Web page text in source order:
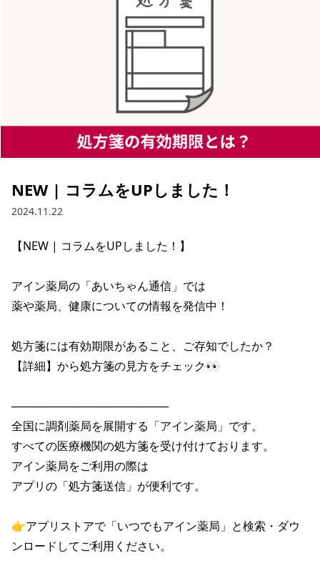
NEW | コラムをUPしました！
2024.11.22
【NEW | コラムをUPしました！】
アイン薬局の「あいちゃん通信」では
薬や薬局、健康についての情報を発信中！
処方箋には有効期限があること、ご存知でしたか？
【詳細】から処方箋の見方をチェック👀
────────────────────
全国に調剤薬局を展開する「アイン薬局」です。
すべての医療機関の処方箋を受け付けております。
アイン薬局をご利用の際は
アプリの「処方箋送信」が便利です。
👉アプリストアで「いつでもアイン薬局」と検索・ダウ
ンロードしてご利用ください。